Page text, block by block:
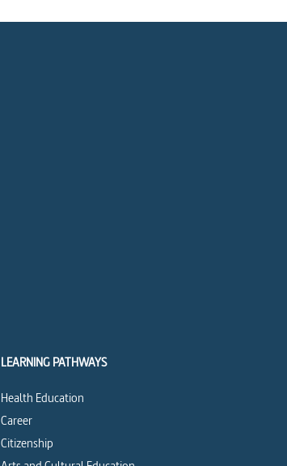
LEARNING PATHWAYS
Health Education
Career
Citizenship